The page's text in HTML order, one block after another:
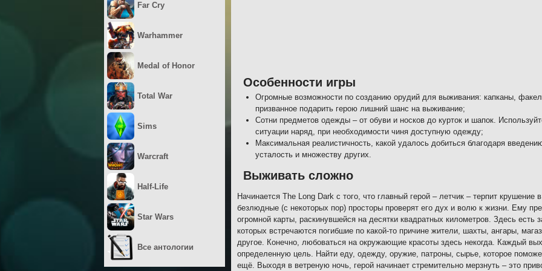
Особенности игры
Огромные возможности по созданию орудий для выживания: капканы,
призванное подарить герою лишний шанс на выживание;
Сотни предметов одежды – от обуви и носков до курток и шапок.
ситуации наряд, при необходимости чиня доступную одежду;
Максимальная реалистичность, какой удалось добиться благодаря
усталость и множеству других.
Выживать сложно
Начинается The Long Dark с того, что главный герой – летчик – терпит
безлюдные (с некоторых пор) просторы проверят его дух и волю к жизни. Ему
огромной карты, раскинувшейся на десятки квадратных километров. Здесь есть
которых встречаются погибшие по какой-то причине жители, шахты, ангары,
другое. Конечно, любоваться на окружающие красоты здесь некогда. Каждый
определенную цель. Найти еду, одежду, оружие, патроны, сырье, которое
ещё. Выходя в ветреную ночь, герой начинает стремительно мерзнуть – это
Far Cry
Warhammer
Medal of Honor
Total War
Sims
Warcraft
Half-Life
Star Wars
Все антологии